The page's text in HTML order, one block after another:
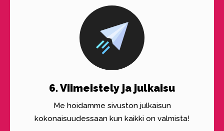
6. Viimeistely ja julkaisu
Me hoidamme sivuston julkaisun
kokonaisuudessaan kun kaikki on valmista!